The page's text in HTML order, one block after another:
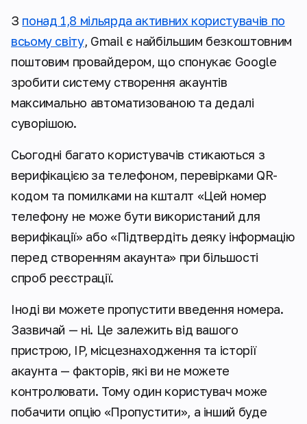
З понад 1,8 мільярда активних користувачів по
всьому світу, Gmail є найбільшим безкоштовним
поштовим провайдером, що спонукає Google
зробити систему створення акаунтів
максимально автоматизованою та дедалі
суворішою.
Сьогодні багато користувачів стикаються з
верифікацією за телефоном, перевірками QR-
кодом та помилками на кшталт «Цей номер
телефону не може бути використаний для
верифікації» або «Підтвердіть деяку інформацію
перед створенням акаунта» при більшості
спроб реєстрації.
Іноді ви можете пропустити введення номера.
Зазвичай — ні. Це залежить від вашого
пристрою, IP, місцезнаходження та історії
акаунта — факторів, які ви не можете
контролювати. Тому один користувач може
побачити опцію «Пропустити», а інший буде